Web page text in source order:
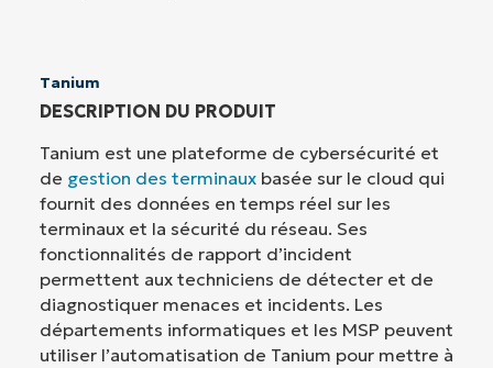
Tanium
DESCRIPTION DU PRODUIT
Tanium est une plateforme de cybersécurité et
de gestion des terminaux basée sur le cloud qui
fournit des données en temps réel sur les
terminaux et la sécurité du réseau. Ses
fonctionnalités de rapport d’incident
permettent aux techniciens de détecter et de
diagnostiquer menaces et incidents. Les
départements informatiques et les MSP peuvent
utiliser l’automatisation de Tanium pour mettre à